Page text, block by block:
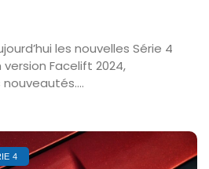
les nouvelles Série 4
Facelift 2024,
4